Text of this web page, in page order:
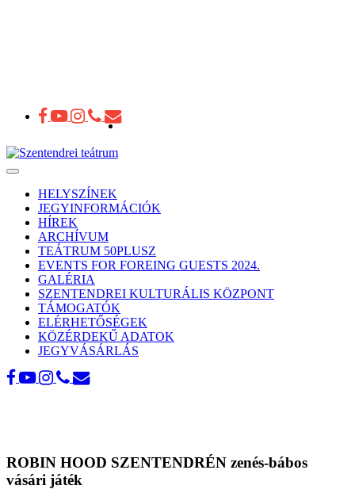
Toggle
navigationHELYSZÍNEK
JEGYINFORMÁCIÓK
HÍREK
ARCHÍVUM
TEÁTRUM 50PLUSZ
EVENTS FOR FOREING GUESTS 2024.
GALÉRIA
SZENTENDREI KULTURÁLIS KÖZPONT
TÁMOGATÓK
ELÉRHETŐSÉGEK
KÖZÉRDEKŰ ADATOK
JEGYVÁSÁRLÁS
ROBIN HOOD SZENTENDRÉN zenés-bábos
vásári játék